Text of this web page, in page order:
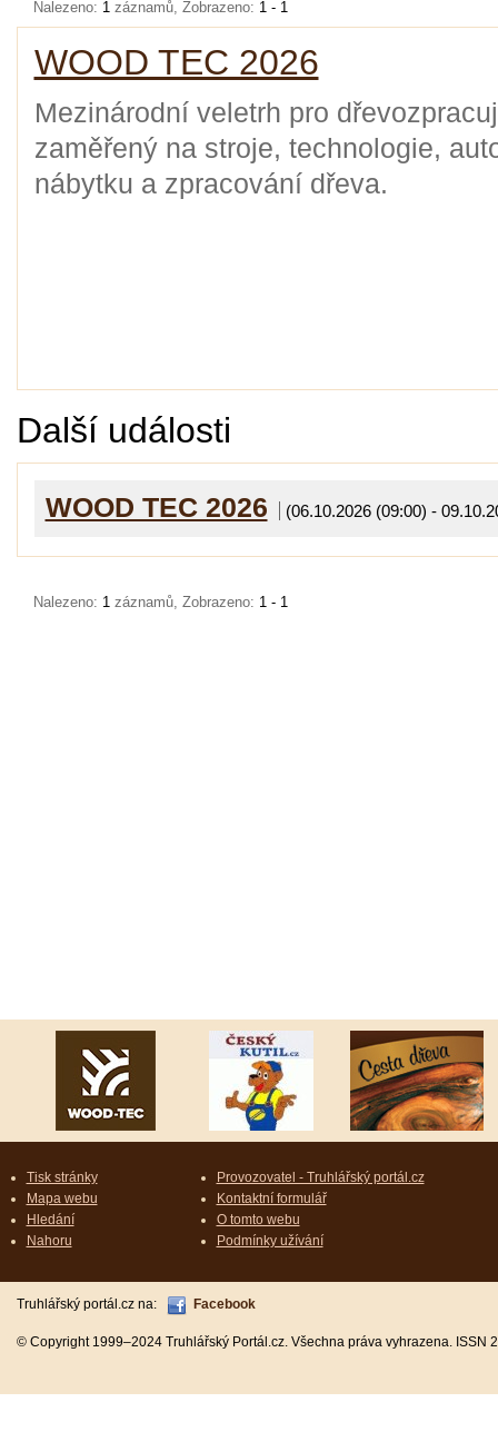
Nalezeno: 1 záznamů, Zobrazeno: 1 - 1
WOOD TEC 2026
Mezinárodní veletrh pro
zaměřený na stroje, technologie,
nábytku a zpracování dřeva.
Další události
WOOD TEC 2026 (06.10.2026 (09:00) -
Nalezeno: 1 záznamů, Zobrazeno: 1 - 1
Tisk stránky
Mapa webu
Hledání
Nahoru
Provozovatel - Truhlářský portál.cz
Kontaktní formulář
O tomto webu
Podmínky užívání
Truhlářský portál.cz na: Facebook
© Copyright 1999–2024 Truhlářský Portál.cz. Všechna práva vyhrazena.